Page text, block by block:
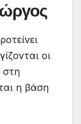
οι
στη
η βάση